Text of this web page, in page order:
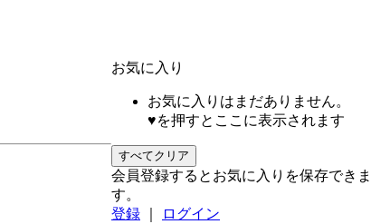
お気に入り
お気に入りはまだありません。
♥を押すとここに表示されます
すべてクリア
会員登録するとお気に入りを保存できま
す。
登録
ログイン